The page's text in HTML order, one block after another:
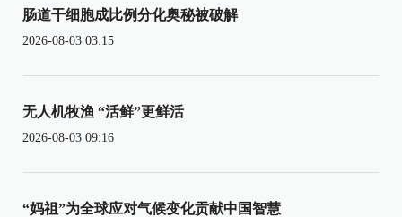
肠道干细胞成比例分化奥秘被破解
2026-08-03 03:15
无人机牧渔 “活鲜”更鲜活
2026-08-03 09:16
“妈祖”为全球应对气候变化贡献中国智慧